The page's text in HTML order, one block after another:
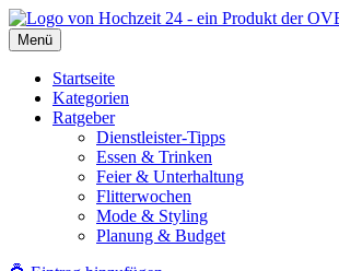
Zum
Inhalt
springen
Menü
Startseite
Kategorien
Ratgeber
Dienstleister-Tipps
Essen & Trinken
Feier & Unterhaltung
Flitterwochen
Mode & Styling
Planung & Budget